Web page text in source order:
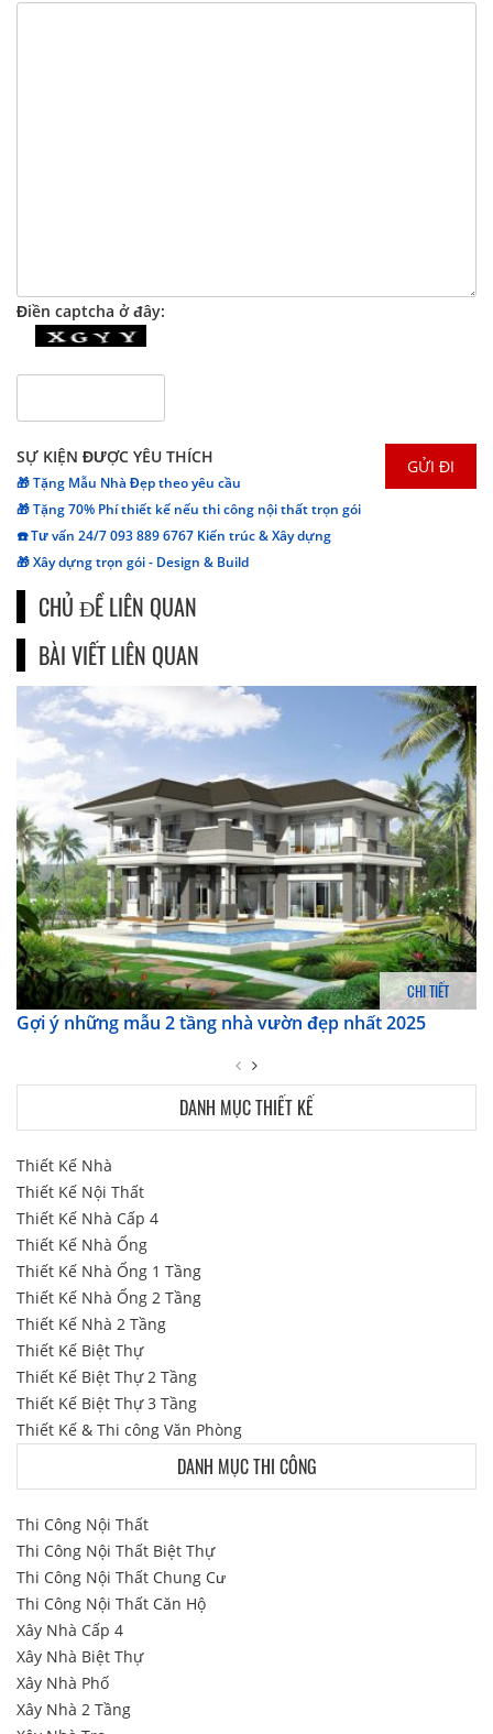
Điền captcha ở đây:
SỰ KIỆN ĐƯỢC YÊU THÍCH
🎁 Tặng Mẫu Nhà Đẹp theo yêu cầu
🎁 Tặng 70% Phí thiết kế nếu thi công nội thất trọn gói
☎️ Tư vấn 24/7 093 889 6767 Kiến trúc & Xây dựng
🎁 Xây dựng trọn gói - Design & Build
CHỦ ĐỀ LIÊN QUAN
BÀI VIẾT LIÊN QUAN
CHI TIẾT
Gợi ý những mẫu 2 tầng nhà vườn đẹp nhất 2025
DANH MỤC THIẾT KẾ
Thiết Kế Nhà
Thiết Kế Nội Thất
Thiết Kế Nhà Cấp 4
Thiết Kế Nhà Ống
Thiết Kế Nhà Ống 1 Tầng
Thiết Kế Nhà Ống 2 Tầng
Thiết Kế Nhà 2 Tầng
Thiết Kế Biệt Thự
Thiết Kế Biệt Thự 2 Tầng
Thiết Kế Biệt Thự 3 Tầng
Thiết Kế & Thi công Văn Phòng
DANH MỤC THI CÔNG
Thi Công Nội Thất
Thi Công Nội Thất Biệt Thự
Thi Công Nội Thất Chung Cư
Thi Công Nội Thất Căn Hộ
Xây Nhà Cấp 4
Xây Nhà Biệt Thự
Xây Nhà Phố
Xây Nhà 2 Tầng